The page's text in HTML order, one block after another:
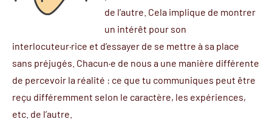
de l’autre. Cela implique de montrer
un intérêt pour son
interlocuteur·rice et d’essayer de se mettre à sa place
sans préjugés. Chacun·e de nous a une manière différente
de percevoir la réalité : ce que tu communiques peut être
reçu différemment selon le caractère, les expériences,
etc. de l’autre.